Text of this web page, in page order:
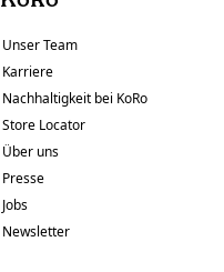
Unser Team
Karriere
Nachhaltigkeit bei KoRo
Store Locator
Über uns
Presse
Jobs
Newsletter